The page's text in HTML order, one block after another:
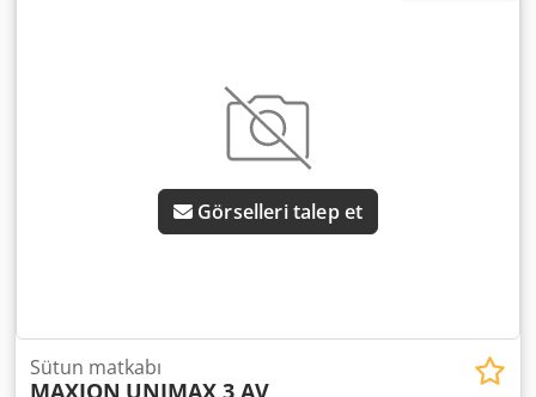
Aefg U Tnoptjkr Powerful, precise column drilling machine
with a wide range of applications. Drill table adjustable by
rack and pinion drive and worm gear; table swivels around
the column. Reversing switch for right/left rotation.
Emergency stop button. Full motor protection. Star grip.
Digital speed display as standard. With programmable
thread cutting device.
Görselleri talep et
Sütun matkabı